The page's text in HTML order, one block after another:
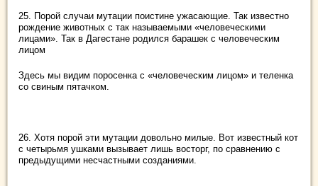
25. Порой случаи мутации поистине ужасающие. Так известно
рождение животных с так называемыми «человеческими
лицами». Так в Дагестане родился барашек с человеческим
лицом
Здесь мы видим поросенка с «человеческим лицом» и теленка
со свиным пятачком.
26. Хотя порой эти мутации довольно милые. Вот известный кот
с четырьмя ушками вызывает лишь восторг, по сравнению с
предыдущими несчастными созданиями.